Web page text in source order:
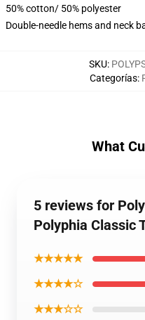
50% cotton/ 50% polyester
Double-needle hems and neck
SKU:
Categorías:
What
5 reviews for
Polyphia Classic
★★★★★
★★★★☆
★★★☆☆